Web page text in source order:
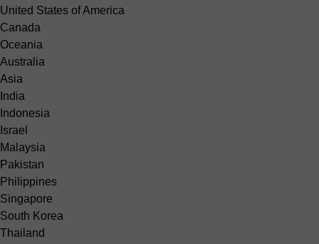
United States of America
Canada
Oceania
Australia
Asia
India
Indonesia
Israel
Malaysia
Pakistan
Philippines
Singapore
South Korea
Thailand